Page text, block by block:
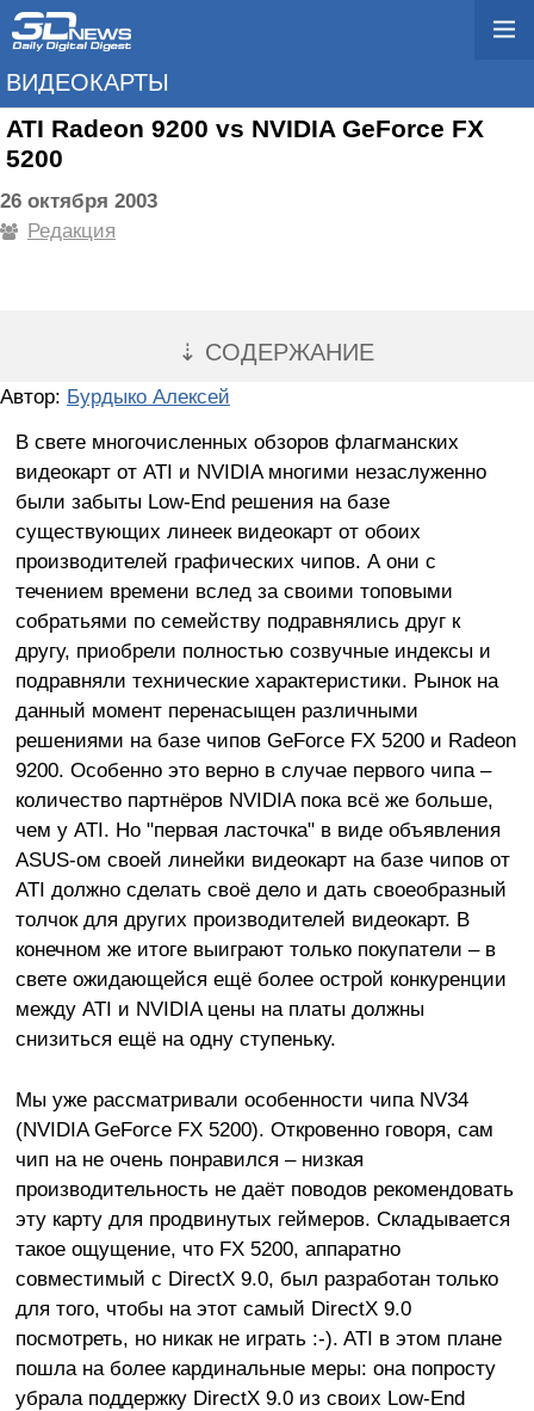
ВИДЕОКАРТЫ
ATI Radeon 9200 vs NVIDIA GeForce FX
5200
26 октября 2003
Редакция
⇣ СОДЕРЖАНИЕ
Автор: Бурдыко Алексей
В свете многочисленных обзоров флагманских
видеокарт от ATI и NVIDIA многими незаслуженно
были забыты Low-End решения на базе
существующих линеек видеокарт от обоих
производителей графических чипов. А они с
течением времени вслед за своими топовыми
собратьями по семейству подравнялись друг к
другу, приобрели полностью созвучные индексы и
подравняли технические характеристики. Рынок на
данный момент перенасыщен различными
решениями на базе чипов GeForce FX 5200 и Radeon
9200. Особенно это верно в случае первого чипа –
количество партнёров NVIDIA пока всё же больше,
чем у ATI. Но "первая ласточка" в виде объявления
ASUS-ом своей линейки видеокарт на базе чипов от
ATI должно сделать своё дело и дать своеобразный
толчок для других производителей видеокарт. В
конечном же итоге выиграют только покупатели – в
свете ожидающейся ещё более острой конкуренции
между ATI и NVIDIA цены на платы должны
снизиться ещё на одну ступеньку.
Мы уже рассматривали особенности чипа NV34
(NVIDIA GeForce FX 5200). Откровенно говоря, сам
чип на не очень понравился – низкая
производительность не даёт поводов рекомендовать
эту карту для продвинутых геймеров. Складывается
такое ощущение, что FX 5200, аппаратно
совместимый с DirectX 9.0, был разработан только
для того, чтобы на этот самый DirectX 9.0
посмотреть, но никак не играть :-). ATI в этом плане
пошла на более кардинальные меры: она попросту
убрала поддержку DirectX 9.0 из своих Low-End